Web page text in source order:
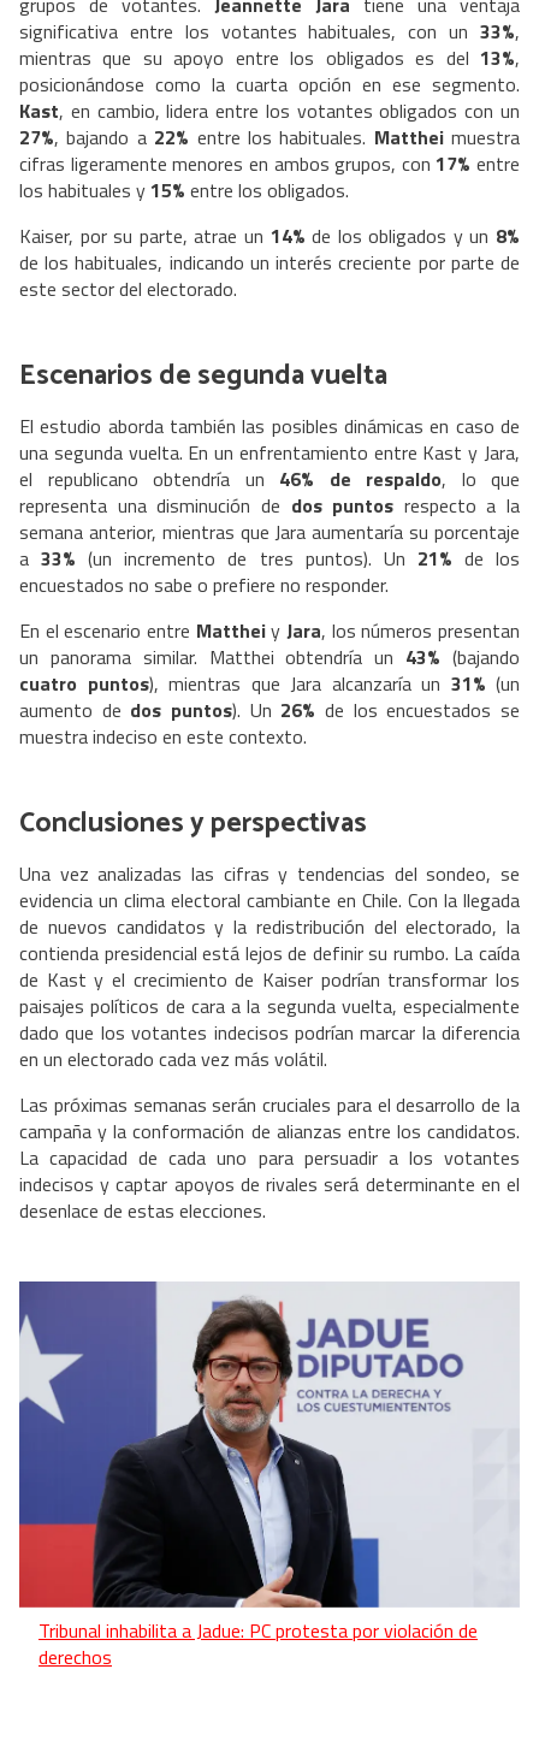
significativa entre los votantes habituales, con un 33%,
mientras que su apoyo entre los obligados es del 13%,
posicionándose como la cuarta opción en ese segmento.
Kast, en cambio, lidera entre los votantes obligados con un
27%, bajando a 22% entre los habituales. Mattheimuestra
cifras ligeramente menores en ambos grupos, con 17% entre
los habituales y 15% entre los obligados.
Kaiser, por su parte, atrae un 14% de los obligados y un 8%
de los habituales, indicando un interés creciente por parte de
este sector del electorado.
Escenarios de segunda vuelta
El estudio aborda también las posibles dinámicas en caso de
una segunda vuelta. En un enfrentamiento entre Kast y Jara,
el republicano obtendría un 46% de respaldo, lo que
representa una disminución de dos puntos respecto a la
semana anterior, mientras que Jara aumentaría su porcentaje
a33% (un incremento de tres puntos). Un 21% de los
encuestados no sabe o prefiere no responder.
En el escenario entre MattheiyJara, los números presentan
un panorama similar. Matthei obtendría un 43% (bajando
cuatro puntos), mientras que Jara alcanzaría un 31% (un
aumento de dos puntos). Un 26% de los encuestados se
muestra indeciso en este contexto.
Conclusiones y perspectivas
Una vez analizadas las cifras y tendencias del sondeo, se
evidencia un clima electoral cambiante en Chile. Con la llegada
de nuevos candidatos y la redistribución del electorado, la
contienda presidencial está lejos de definir su rumbo. La caída
de Kast y el crecimiento de Kaiser podrían transformar los
paisajes políticos de cara a la segunda vuelta, especialmente
dado que los votantes indecisos podrían marcar la diferencia
en un electorado cada vez más volátil.
Las próximas semanas serán cruciales para el desarrollo de la
campaña y la conformación de alianzas entre los candidatos.
La capacidad de cada uno para persuadir a los votantes
indecisos y captar apoyos de rivales será determinante en el
desenlace de estas elecciones.
Tribunal inhabilita a Jadue: PC protesta por violación de
derechos